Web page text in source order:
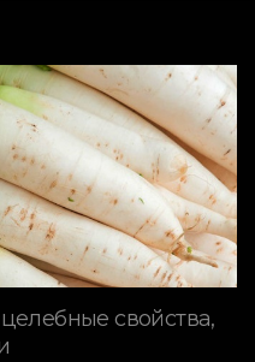
свойства,